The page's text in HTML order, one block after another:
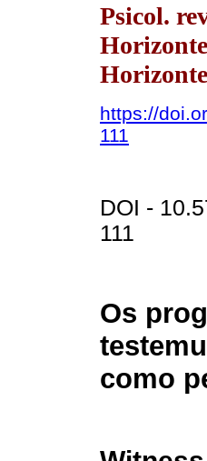
Psicol.
https://
111
DOI -
111
Os
como